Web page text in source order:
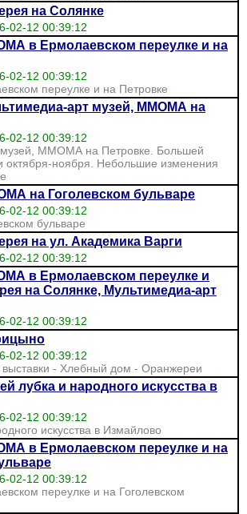
на Солянке
02-12 00:39:12
в Ермолаевском переулке и на
02-12 00:39:12
переулке и на Петровке
арт музей, ММОМА на
02-12 00:39:12
музей, ММОМА на Петровке. Большей
октября-ноября. Небольшие изменения
на Гоголевском бульваре
02-12 00:39:12
бульваре
на ул. Академика Варги
02-12 00:39:12
в Ермолаевском переулке и
на Солянке, Мультимедиа-арт
02-12 00:39:12
02-12 00:39:12
- Хлебный дом - Оранжереи
лубка и народного искусства в
02-12 00:39:12
искусства в Измайлово
в Ермолаевском переулке и на
02-12 00:39:12
переулке и на Гоголевском